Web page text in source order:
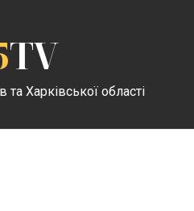
TV
та Харківської області